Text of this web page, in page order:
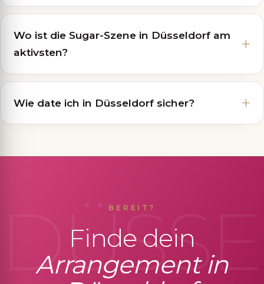
Wo ist die Sugar-Szene in Düsseldorf am
aktivsten?
Wie date ich in Düsseldorf sicher?
BEREIT?
Finde dein
Arrangement in